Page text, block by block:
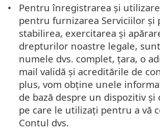
Pentru înregistrarea și
pentru furnizarea Serviciilor și
stabilirea, exercitarea și
drepturilor noastre legale,
numele dvs. complet, țara, o
mail validă și acreditările de
plus, vom obține unele
de bază despre un dispozitiv și
pe care le utilizați pentru a vă
Contul dvs.